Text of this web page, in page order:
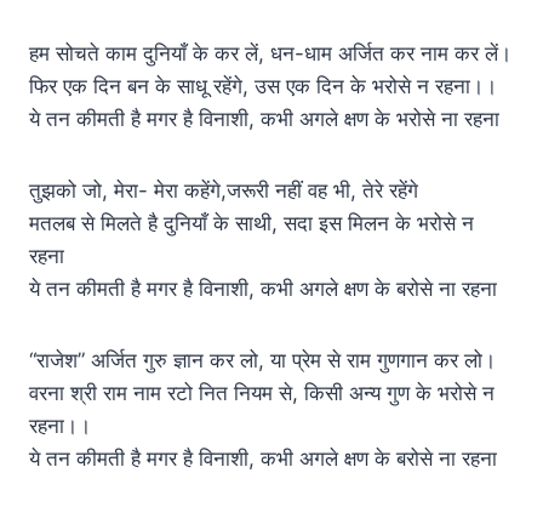
हम सोचते काम दुनियाँ के कर लें, धन-धाम अर्जित कर नाम कर लें।
फिर एक दिन बन के साधू रहेंगे, उस एक दिन के भरोसे न रहना।।
ये तन कीमती है मगर है विनाशी, कभी अगले क्षण के भरोसे ना रहना
तुझको जो, मेरा- मेरा कहेंगे,जरूरी नहीं वह भी, तेरे रहेंगे
मतलब से मिलते है दुनियाँ के साथी, सदा इस मिलन के भरोसे न
रहना
ये तन कीमती है मगर है विनाशी, कभी अगले क्षण के बरोसे ना रहना
“राजेश” अर्जित गुरु ज्ञान कर लो, या प्रेम से राम गुणगान कर लो।
वरना श्री राम नाम रटो नित नियम से, किसी अन्य गुण के भरोसे न
रहना।।
ये तन कीमती है मगर है विनाशी, कभी अगले क्षण के बरोसे ना रहना